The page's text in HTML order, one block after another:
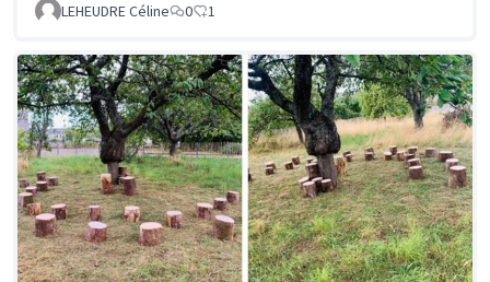
LEHEUDRE Céline
0 1